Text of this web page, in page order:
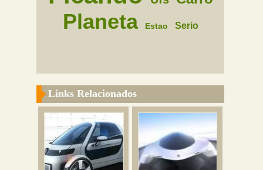
Planeta Estao Serio
Links Relacionados